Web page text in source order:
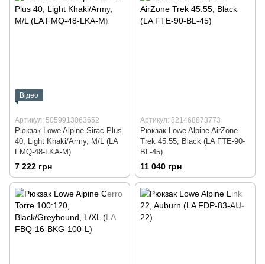
Відео
Артикул: 5059913063652
Рюкзак Lowe Alpine Sirac Plus
40, Light Khaki/Army, M/L (LA
FMQ-48-LKA-M)
7 222 грн
Артикул: 821468873773
Рюкзак Lowe Alpine AirZone
Trek 45:55, Black (LA FTE-90-
BL-45)
11 040 грн